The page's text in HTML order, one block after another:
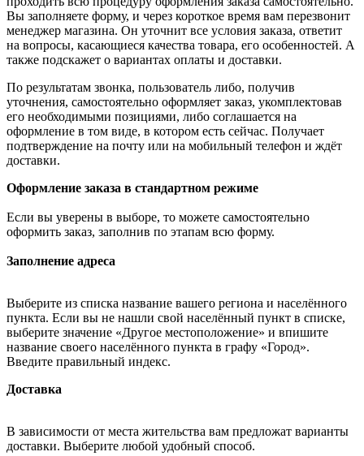
Вы заполняете форму, и через короткое время вам перезвонит
менеджер магазина. Он уточнит все условия заказа, ответит
на вопросы, касающиеся качества товара, его особенностей. А
также подскажет о вариантах оплаты и доставки.
По результатам звонка, пользователь либо, получив
уточнения, самостоятельно оформляет заказ, укомплектовав
его необходимыми позициями, либо соглашается на
оформление в том виде, в котором есть сейчас. Получает
подтверждение на почту или на мобильный телефон и ждёт
доставки.
Оформление заказа в стандартном режиме
Если вы уверены в выборе, то можете самостоятельно
оформить заказ, заполнив по этапам всю форму.
Заполнение адреса
Выберите из списка название вашего региона и населённого
пункта. Если вы не нашли свой населённый пункт в списке,
выберите значение «Другое местоположение» и впишите
название своего населённого пункта в графу «Город».
Введите правильный индекс.
Доставка
В зависимости от места жительства вам предложат варианты
доставки. Выберите любой удобный способ.